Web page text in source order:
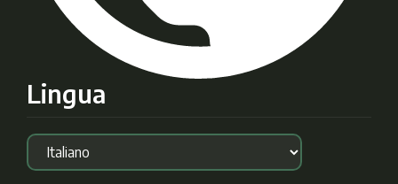
Lingua